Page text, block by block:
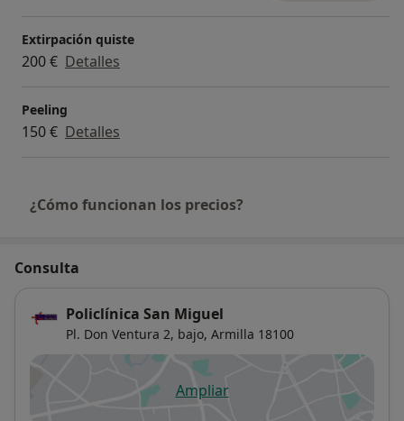
Extirpación quiste
200 € Detalles
Peeling
150 € Detalles
¿Cómo funcionan los precios?
Consulta
Policlínica San Miguel
Pl. Don Ventura 2, bajo, Armilla 18100
Ampliarse abre en una nueva